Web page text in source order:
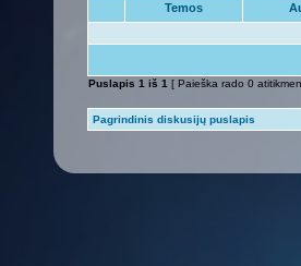
Temos
Puslapis 1 iš 1 [ Paieška rado 0
Pagrindinis diskusijų puslapis